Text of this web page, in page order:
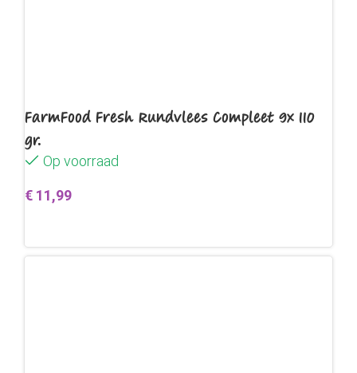
FarmFood Fresh Rundvlees Compleet 9x 110
gr.
Op voorraad
€ 11,99